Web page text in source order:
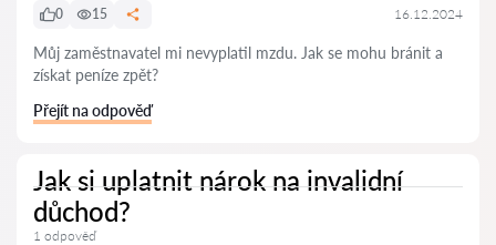
0
15 16.12.2024
Můj zaměstnavatel mi nevyplatil mzdu. Jak se mohu bránit a
získat peníze zpět?
Přejít na odpověď
Jak si uplatnit nárok na invalidní
důchod?
1 odpověď